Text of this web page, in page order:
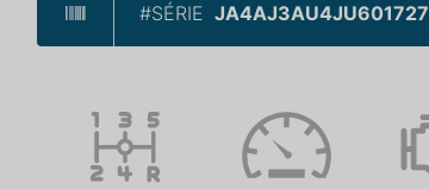
#SÉRIE JA4AJ3AU4JU601727